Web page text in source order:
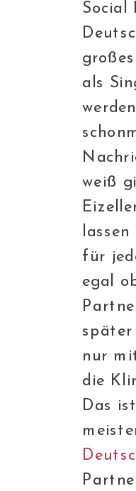
Social
als
weiß
für
egal
später
nur
die
Das